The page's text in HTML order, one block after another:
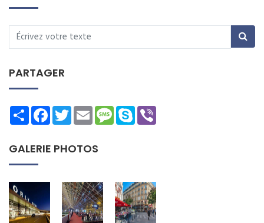
PARTAGER
ShareFacebookTwitterEmailMessage
Skype
GALERIE PHOTOS